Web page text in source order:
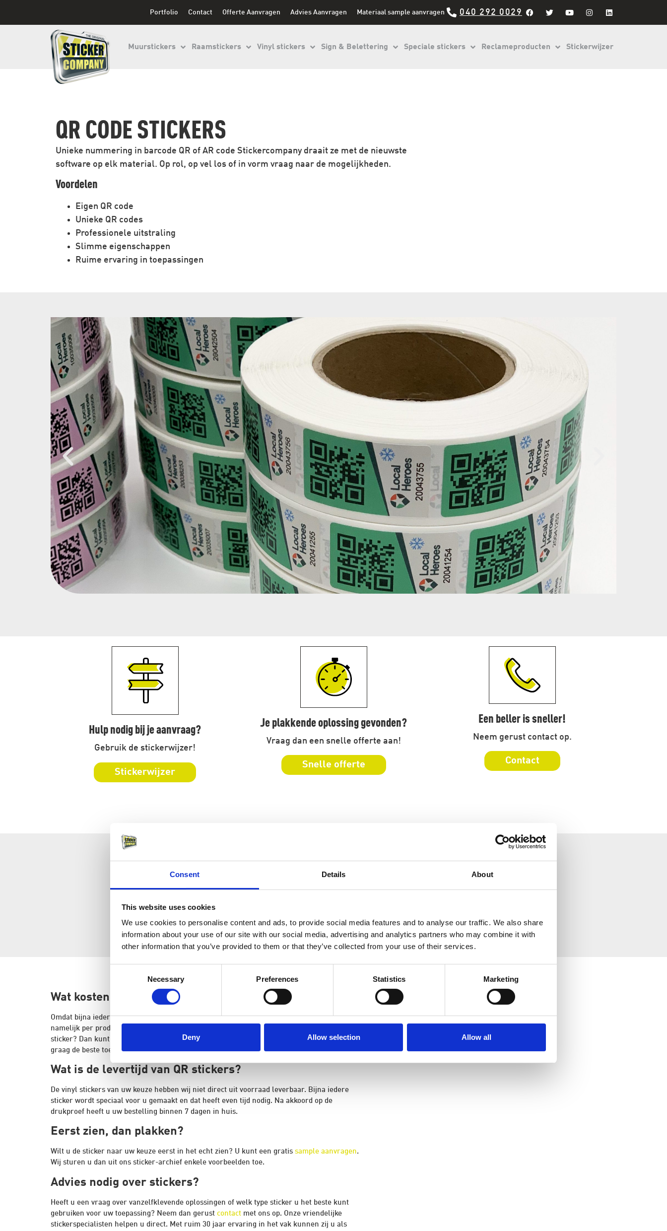
Consent Details About
This website uses cookies
We use cookies to personalise content and ads, to provide social media features and to analyse our traffic. We also share
information about your use of our site with our social media, advertising and analytics partners who may combine it with
other information that you’ve provided to them or that they’ve collected from your use of their services.
Necessary Preferences Statistics Marketing
Deny Allow selection Allow all
Portfolio Contact Offerte Aanvragen Advies Aanvragen Materiaal sample aanvragen 040 292 0029
Muurstickers Raamstickers Vinyl stickers Sign & Belettering Speciale stickers Reclameproducten Stickerwijzer
QR CODE STICKERS
Unieke nummering in barcode QR of AR code Stickercompany draait ze met de nieuwste
software op elk material. Op rol, op vel los of in vorm vraag naar de mogelijkheden.
Voordelen
Eigen QR code
Unieke QR codes
Professionele uitstraling
Slimme eigenschappen
Ruime ervaring in toepassingen
Hulp nodig bij je aanvraag?
Gebruik de stickerwijzer!
Stickerwijzer
Je plakkende oplossing gevonden?
Vraag dan een snelle offerte aan!
Snelle offerte
Een beller is sneller!
Neem gerust contact op.
Contact
Wat kosten QR stickers?
Omdat bijna iedere sticker maatwerk is, staan er geen prijzen op de website. De prijs wordt
namelijk per product bekeken en berekend. Bent u toch benieuwd naar de kosten van een
sticker? Dan kunt u een
vrijblijvende offerte aanvragen
. Onze salesspecialisten berekenen
graag de beste toepassing en scherpste prijs voor u.
Wat is de levertijd van QR stickers?
De vinyl stickers van uw keuze hebben wij niet direct uit voorraad leverbaar. Bijna iedere
sticker wordt speciaal voor u gemaakt en dat heeft even tijd nodig. Na akkoord op de
drukproef heeft u uw bestelling binnen 7 dagen in huis.
Eerst zien, dan plakken?
Wilt u de sticker naar uw keuze eerst in het echt zien? U kunt een gratis sample aanvragen.
Wij sturen u dan uit ons sticker-archief enkele voorbeelden toe.
Advies nodig over stickers?
Heeft u een vraag over vanzelfklevende oplossingen of welk type sticker u het beste kunt
gebruiken voor uw toepassing? Neem dan gerust contact met ons op. Onze vriendelijke
stickerspecialisten helpen u direct. Met ruim 30 jaar ervaring in het vak kunnen zij u als